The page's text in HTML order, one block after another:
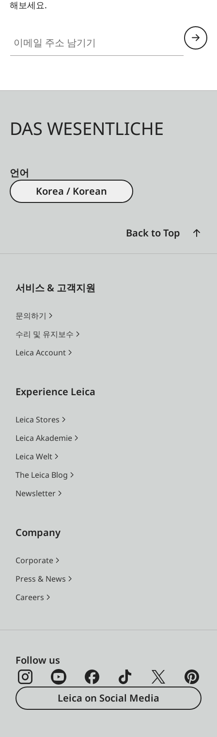
해보세요.
DAS WESENTLICHE
언어
Korea / Korean
Back to Top
서비스 & 고객지원
문의하기
수리 및 유지보수
Leica Account
Experience Leica
Leica Stores
Leica Akademie
Leica Welt
The Leica Blog
Newsletter
Company
Corporate
Press & News
Careers
Follow us
Leica on Social Media